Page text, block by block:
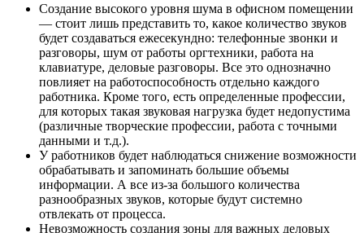
Создание высокого уровня шума в офисном помещении
— стоит лишь представить то, какое количество звуков
будет создаваться ежесекундно: телефонные звонки и
разговоры, шум от работы оргтехники, работа на
клавиатуре, деловые разговоры. Все это однозначно
повлияет на работоспособность отдельно каждого
работника. Кроме того, есть определенные профессии,
для которых такая звуковая нагрузка будет недопустима
(различные творческие профессии, работа с точными
данными и т.д.).
У работников будет наблюдаться снижение возможности
обрабатывать и запоминать большие объемы
информации. А все из-за большого количества
разнообразных звуков, которые будут системно
отвлекать от процесса.
Невозможность создания зоны для важных деловых